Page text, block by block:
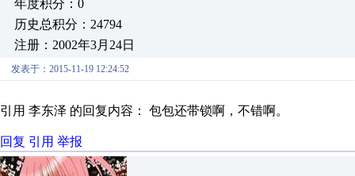
年度积分：0
历史总积分：24794
注册：2002年3月24日
发表于：2015-11-19 12:24:52
引用 李东泽 的回复内容： 包包还带锁啊，不错啊。
回复 引用 举报